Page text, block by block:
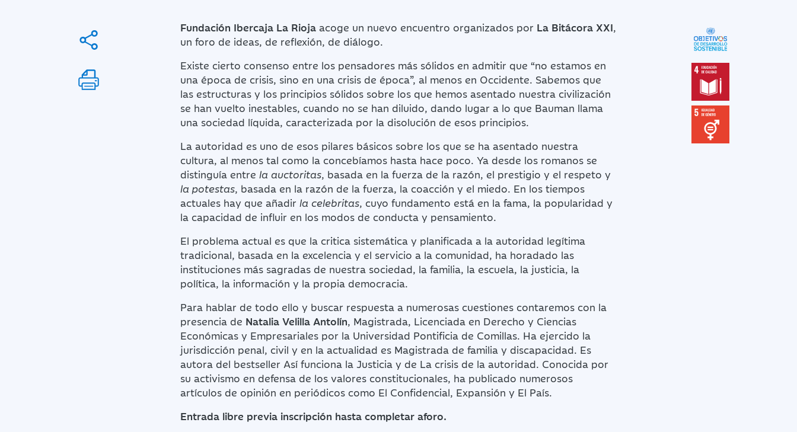
Fundación Ibercaja La Rioja acoge un nuevo encuentro organizados por La Bitácora XXI,
un foro de ideas, de reflexión, de diálogo.
Existe cierto consenso entre los pensadores más sólidos en admitir que “no estamos en
una época de crisis, sino en una crisis de época”, al menos en Occidente. Sabemos que
las estructuras y los principios sólidos sobre los que hemos asentado nuestra civilización
se han vuelto inestables, cuando no se han diluido, dando lugar a lo que Bauman llama
una sociedad líquida, caracterizada por la disolución de esos principios.
La autoridad es uno de esos pilares básicos sobre los que se ha asentado nuestra
cultura, al menos tal como la concebíamos hasta hace poco. Ya desde los romanos se
distinguía entre la auctoritas, basada en la fuerza de la razón, el prestigio y el respeto y
la potestas, basada en la razón de la fuerza, la coacción y el miedo. En los tiempos
actuales hay que añadir la celebritas, cuyo fundamento está en la fama, la popularidad y
la capacidad de influir en los modos de conducta y pensamiento.
El problema actual es que la critica sistemática y planificada a la autoridad legítima
tradicional, basada en la excelencia y el servicio a la comunidad, ha horadado las
instituciones más sagradas de nuestra sociedad, la familia, la escuela, la justicia, la
política, la información y la propia democracia.
Para hablar de todo ello y buscar respuesta a numerosas cuestiones contaremos con la
presencia de Natalia Velilla Antolín, Magistrada, Licenciada en Derecho y Ciencias
Económicas y Empresariales por la Universidad Pontificia de Comillas. Ha ejercido la
jurisdicción penal, civil y en la actualidad es Magistrada de familia y discapacidad. Es
autora del bestseller Así funciona la Justicia y de La crisis de la autoridad. Conocida por
su activismo en defensa de los valores constitucionales, ha publicado numerosos
artículos de opinión en periódicos como El Confidencial, Expansión y El País.
Entrada libre previa inscripción hasta completar aforo.